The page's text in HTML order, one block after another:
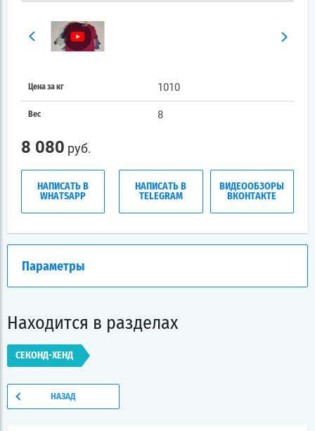
Цена за кг 1010
Вес 8
8 080 руб.
НАПИСАТЬ В
WHATSAPP
НАПИСАТЬ В
TELEGRAM
ВИДЕООБЗОРЫ
ВКОНТАКТЕ
Параметры
Находится в разделах
СЕКОНД-ХЕНД
НАЗАД